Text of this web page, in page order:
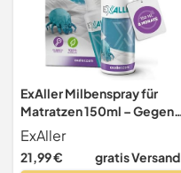
ExAller Milbenspray für
Matratzen 150ml – Gegen
Hausstaubmilben &
Allergien – Beseitigt 99%
der Milben – 8 Monate
ExAller
21,99 € gratis Versand